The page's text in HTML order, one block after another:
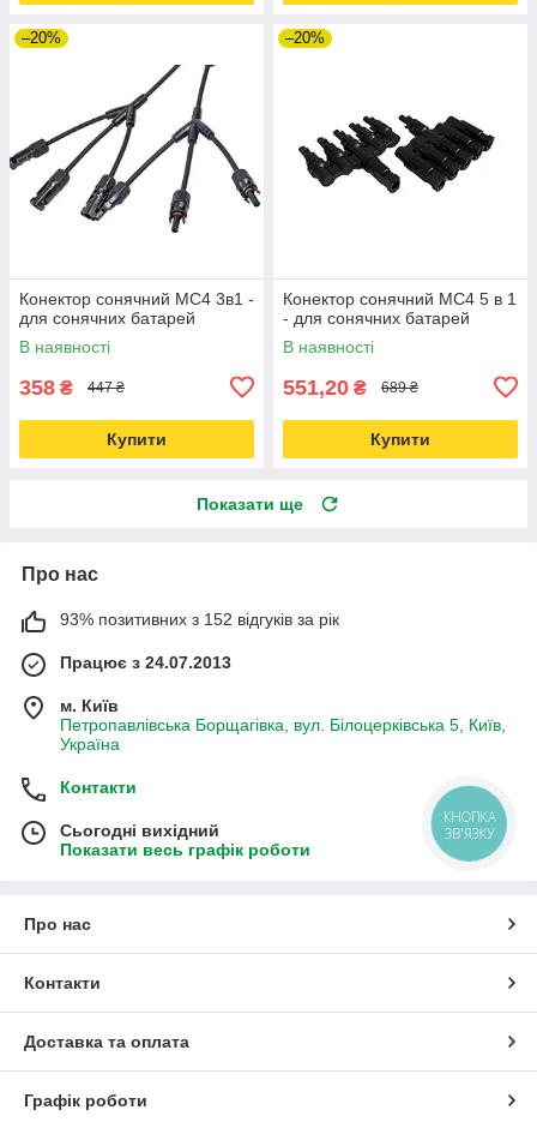
–20%
Конектор сонячний MC4 3в1 -
для сонячних батарей
В наявності
358 ₴ 447 ₴
Купити
–20%
Конектор сонячний MC4 5 в 1
- для сонячних батарей
В наявності
551,20 ₴ 689 ₴
Купити
Показати ще
Про нас
93% позитивних з 152 відгуків за рік
Працює з 24.07.2013
м. Київ
Петропавлівська Борщагівка, вул. Білоцерківська 5, Київ,
Україна
Контакти
Сьогодні вихідний
Показати весь графік роботи
Про нас
Контакти
Доставка та оплата
Графік роботи
КНОПКА
ЗВ'ЯЗКУ